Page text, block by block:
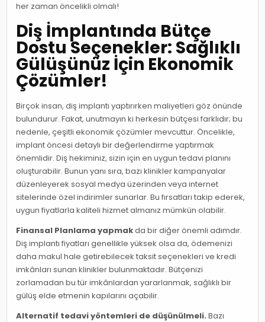
her zaman öncelikli olmalı!
Diş İmplantında Bütçe
Dostu Seçenekler: Sağlıklı
Gülüşünüz İçin Ekonomik
Çözümler!
Birçok insan, diş implantı yaptırırken maliyetleri göz önünde
bulundurur. Fakat, unutmayın ki herkesin bütçesi farklıdır; bu
nedenle, çeşitli ekonomik çözümler mevcuttur. Öncelikle,
implant öncesi detaylı bir değerlendirme yaptırmak
önemlidir. Diş hekiminiz, sizin için en uygun tedavi planını
oluşturabilir. Bunun yanı sıra, bazı klinikler kampanyalar
düzenleyerek sosyal medya üzerinden veya internet
sitelerinde özel indirimler sunarlar. Bu fırsatları takip ederek,
uygun fiyatlarla kaliteli hizmet almanız mümkün olabilir.
Finansal Planlama yapmakda bir diğer önemli adımdır.
Diş implantı fiyatları genellikle yüksek olsa da, ödemenizi
daha makul hale getirebilecek taksit seçenekleri ve kredi
imkânları sunan klinikler bulunmaktadır. Bütçenizi
zorlamadan bu tür imkânlardan yararlanmak, sağlıklı bir
gülüş elde etmenin kapılarını açabilir.
Alternatif tedavi yöntemleri de düşünülmeli. Bazı